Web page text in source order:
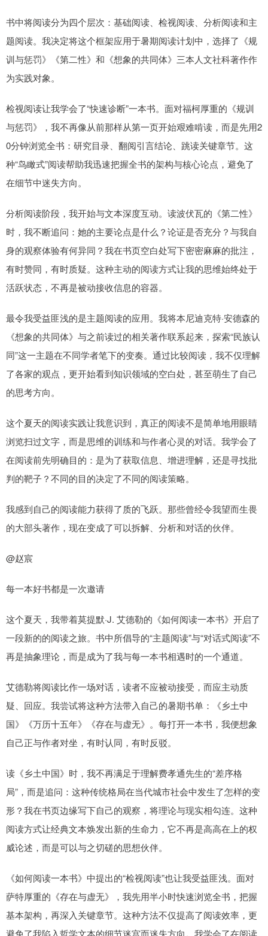
书中将阅读分为四个层次：基础阅读、检视阅读、分析阅读和主
题阅读。我决定将这个框架应用于暑期阅读计划中，选择了《规
训与惩罚》《第二性》和《想象的共同体》三本人文社科著作作
为实践对象。
检视阅读让我学会了“快速诊断”一本书。面对福柯厚重的《规训
与惩罚》，我不再像从前那样从第一页开始艰难啃读，而是先用2
0分钟浏览全书：研究目录、翻阅引言结论、跳读关键章节。这
种“鸟瞰式”阅读帮助我迅速把握全书的架构与核心论点，避免了
在细节中迷失方向。
分析阅读阶段，我开始与文本深度互动。读波伏瓦的《第二性》
时，我不断追问：她的主要论点是什么？论证是否充分？与我自
身的观察体验有何异同？我在书页空白处写下密密麻麻的批注，
有时赞同，有时质疑。这种主动的阅读方式让我的思维始终处于
活跃状态，不再是被动接收信息的容器。
最令我受益匪浅的是主题阅读的应用。我将本尼迪克特·安德森的
《想象的共同体》与之前读过的相关著作联系起来，探索“民族认
同”这一主题在不同学者笔下的变奏。通过比较阅读，我不仅理解
了各家的观点，更开始看到知识领域的空白处，甚至萌生了自己
的思考方向。
这个夏天的阅读实践让我意识到，真正的阅读不是简单地用眼睛
浏览扫过文字，而是思维的训练和与作者心灵的对话。我学会了
在阅读前先明确目的：是为了获取信息、增进理解，还是寻找批
判的靶子？不同的目的决定了不同的阅读策略。
我感到自己的阅读能力获得了质的飞跃。那些曾经令我望而生畏
的大部头著作，现在变成了可以拆解、分析和对话的伙伴。
@赵宸
每一本好书都是一次邀请
这个夏天，我带着莫提默·J. 艾德勒的《如何阅读一本书》开启了
一段新的的阅读之旅。书中所倡导的“主题阅读”与“对话式阅读”不
再是抽象理论，而是成为了我与每一本书相遇时的一个通道。
艾德勒将阅读比作一场对话，读者不应被动接受，而应主动质
疑、回应。我尝试将这种方法带入自己的暑期书单：《乡土中
国》《万历十五年》《存在与虚无》。每打开一本书，我便想象
自己正与作者对坐，有时认同，有时反驳。
读《乡土中国》时，我不再满足于理解费孝通先生的“差序格
局”，而是追问：这种传统格局在当代城市社会中发生了怎样的变
形？我在书页边缘写下自己的观察，将理论与现实相勾连。这种
阅读方式让经典文本焕发出新的生命力，它不再是高高在上的权
威论述，而是可以与之切磋的思想伙伴。
《如何阅读一本书》中提出的“检视阅读”也让我受益匪浅。面对
萨特厚重的《存在与虚无》，我先用半小时快速浏览全书，把握
基本架构，再深入关键章节。这种方法不仅提高了阅读效率，更